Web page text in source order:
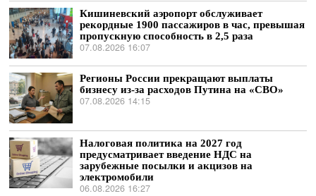
Кишиневский аэропорт обслуживает
рекордные 1900 пассажиров в час, превышая
пропускную способность в 2,5 раза
07.08.2026 16:07
Регионы России прекращают выплаты
бизнесу из-за расходов Путина на «СВО»
07.08.2026 14:15
Налоговая политика на 2027 год
предусматривает введение НДС на
зарубежные посылки и акцизов на
электромобили
06.08.2026 16:27